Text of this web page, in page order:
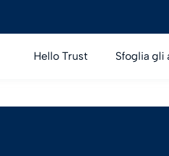
Hello Trust Sfoglia gli